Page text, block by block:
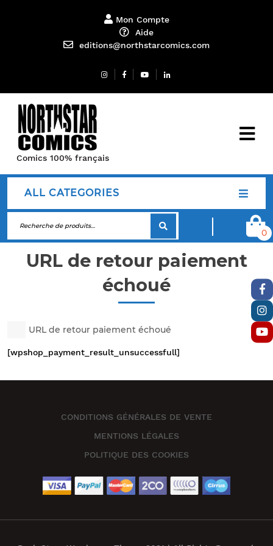
Mon Compte
Aide
editions@northstarcomics.com
Comics 100% français
ALL CATEGORIES
0
URL de retour paiement
échoué
URL de retour paiement échoué
[wpshop_payment_result_unsuccessfull]
CONDITIONS GÉNÉRALES DE VENTE
MENTIONS LÉGALES
POLITIQUE DES COOKIES